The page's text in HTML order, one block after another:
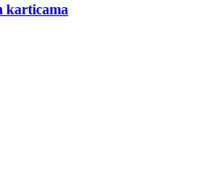
karticama